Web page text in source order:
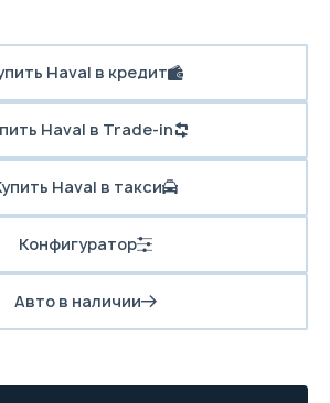
Haval в кредит
Haval в Trade-in
Haval в такси
Конфигуратор
Авто в наличии